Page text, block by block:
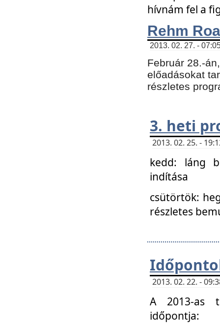
hívnám fel a
Rehm
2013. 02. 27. -
Február 28.-
előadásokat
részletes
3. heti
2013. 02. 25. -
kedd: láng
indítása
csütörtök:
részletes
2013. 02. 22. -
A 2013-as
időpontja: